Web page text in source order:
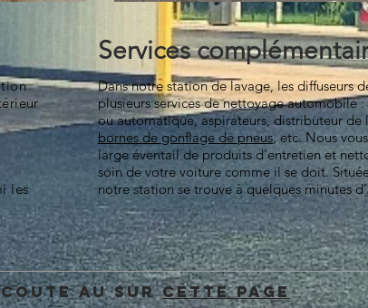
les
Services
Dans notre station de lavage, les diffuseurs
plusieurs services de nettoyage automobile
ou automatique, aspirateurs, distributeur de
bornes de gonflage de pneus, etc. Nous
large éventail de produits d’entretien et
soin de votre voiture comme il se doit. Située
notre station se trouve à quelques minutes
au surcette page